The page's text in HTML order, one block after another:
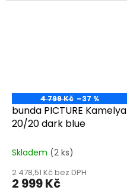
4 799 Kč –37 %
bunda PICTURE Kamelya
20/20 dark blue
Skladem (2 ks)
2 478,51 Kč bez DPH
2 999 Kč